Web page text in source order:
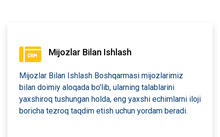
Mijozlar Bilan Ishlash
Mijozlar Bilan Ishlash Boshqarmasi mijozlarimiz
bilan doimiy aloqada bo'lib, ularning talablarini
yaxshiroq tushungan holda, eng yaxshi echimlarni iloji
boricha tezroq taqdim etish uchun yordam beradi.